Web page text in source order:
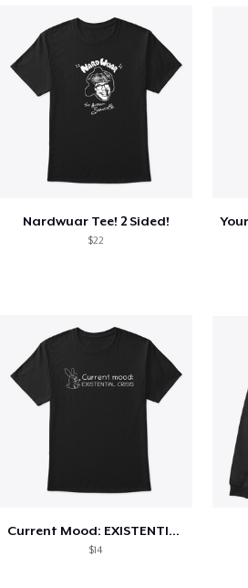
Nardwuar Tee! 2 Sided!
$22
Current Mood: EXISTENTIAL CRISIS
$14